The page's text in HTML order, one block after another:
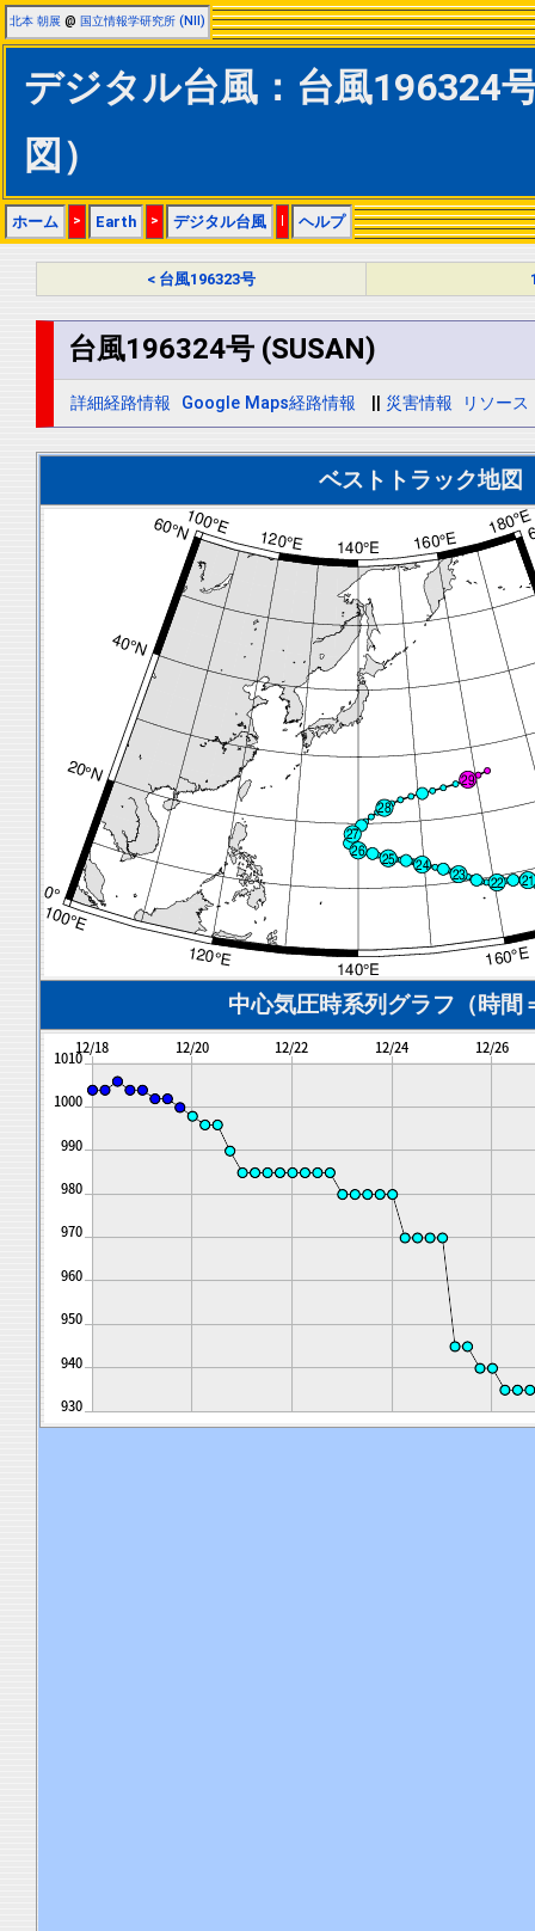
北本 朝展 @ 国立情報学研究所 (NII)
デジタル台風：台風196324
図）
ホーム > Earth > デジタル台風 | ヘルプ
< 台風196323号
台風196324号 (SUSAN)
詳細経路情報 Google Maps経路情報 災害情報 リソース
ベストトラック地図
中心気圧時系列グラフ（時間